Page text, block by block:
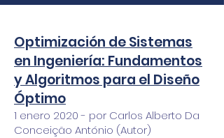
Optimización de Sistemas
en Ingeniería: Fundamentos
y Algoritmos para el Diseño
Óptimo
1 enero 2020 - por Carlos Alberto Da
Conceição António (Autor)